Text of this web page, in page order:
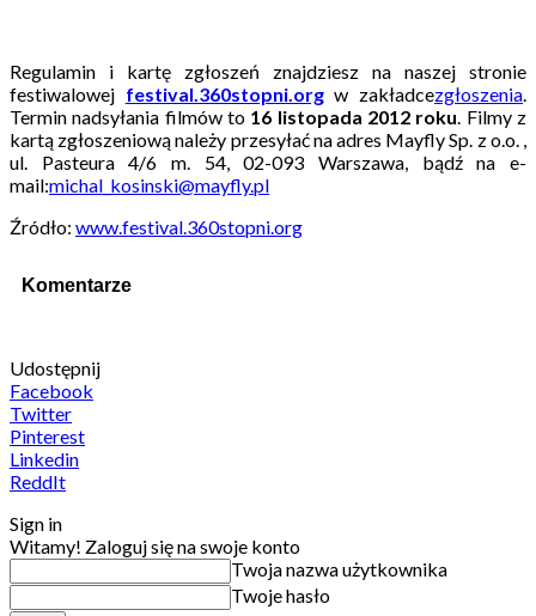
Regulamin i kartę zgłoszeń znajdziesz na naszej stronie
festiwalowej festival.360stopni.orgw zakładcezgłoszenia.
Termin nadsyłania filmów to 16 listopada 2012 roku. Filmy z
kartą zgłoszeniową należy przesyłać na adres Mayfly Sp. z o.o. ,
ul. Pasteura 4/6 m. 54, 02-093 Warszawa, bądź na e-
mail:michal_kosinski@mayfly.pl
Źródło: www.festival.360stopni.org
Komentarze
Udostępnij
Facebook
Twitter
Pinterest
Linkedin
ReddIt
Sign in
Witamy! Zaloguj się na swoje konto
Twoja nazwa użytkownika
Twoje hasło